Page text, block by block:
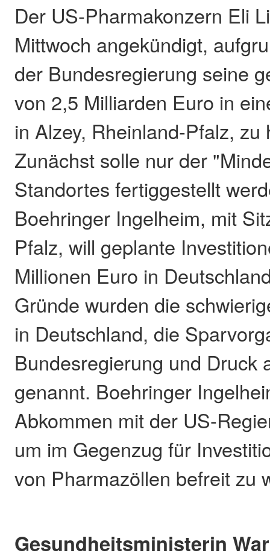
Der US-Pharmakonzern Eli
Mittwoch angekündigt,
der Bundesregierung seine
von 2,5 Milliarden Euro in
in Alzey, Rheinland-Pfalz, zu
Zunächst solle nur der
Standortes fertiggestellt
Boehringer Ingelheim, mit
Pfalz, will geplante
Millionen Euro in
Gründe wurden die
in Deutschland, die
Bundesregierung und Druck
genannt. Boehringer
Abkommen mit der US-
um im Gegenzug für
von Pharmazöllen befreit zu
Gesundheitsministerin